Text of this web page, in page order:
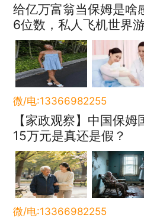
给亿万富翁当保姆是啥
6位数，私人飞机世界
微/电:13366982255
【家政观察】中国保
15万元是真还是假？
微/电:13366982255